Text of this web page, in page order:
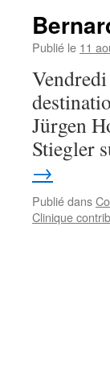
Publié le 11
Jürgen
Stiegler
→
Publié dans
Clinique